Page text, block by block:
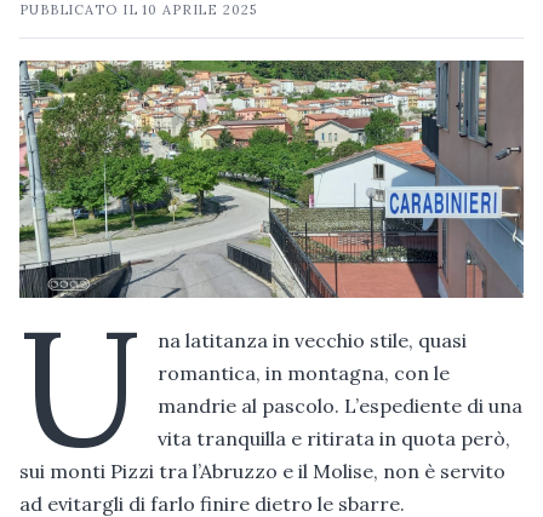
PUBBLICATO IL10 APRILE 2025
U
na latitanza in vecchio stile, quasi
romantica, in montagna, con le
mandrie al pascolo. L’espediente di una
vita tranquilla e ritirata in quota però,
sui monti Pizzi tra l’Abruzzo e il Molise, non è servito
ad evitargli di farlo finire dietro le sbarre.